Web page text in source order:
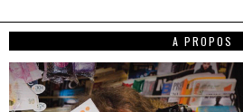
A PROPOS